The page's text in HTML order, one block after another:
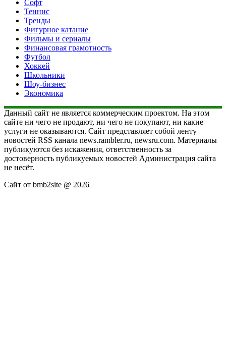
Софт
Теннис
Тренды
Фигурное катание
Фильмы и сериалы
Финансовая грамотность
Футбол
Хоккей
Школьники
Шоу-бизнес
Экономика
Данный сайт не является коммерческим проектом. На этом
сайте ни чего не продают, ни чего не покупают, ни какие
услуги не оказываются. Сайт представляет собой ленту
новостей RSS канала news.rambler.ru, newsru.com. Материалы
публикуются без искажения, ответственность за
достоверность публикуемых новостей Администрация сайта
не несёт.
Сайт от bmb2site @ 2026